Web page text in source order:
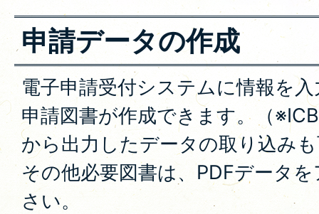
申請データの作成
電子申請受付システムに情報を
申請図書が作成できます。（
から出力したデータの取り込み
その他必要図書は、PDFデータ
さい。